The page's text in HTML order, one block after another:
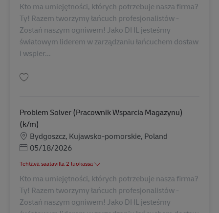
Kto ma umiejętności, których potrzebuje nasza firma?
Ty! Razem tworzymy łańcuch profesjonalistów -
Zostań naszym ogniwem! Jako DHL jesteśmy
światowym liderem w zarządzaniu łańcuchem dostaw
i wspier...
Problem Solver (Pracownik Wsparcia Magazynu)
(k/m)
SijaintiBydgoszcz, Kujawsko-pomorskie, Poland
Posted Date
05/18/2026
Tehtävä saatavilla 2 luokassa
Kto ma umiejętności, których potrzebuje nasza firma?
Ty! Razem tworzymy łańcuch profesjonalistów -
Zostań naszym ogniwem! Jako DHL jesteśmy